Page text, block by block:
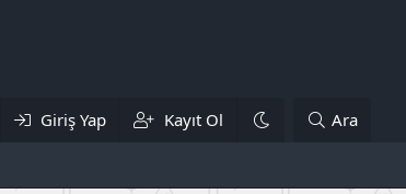
Giriş Yap Kayıt Ol Ara